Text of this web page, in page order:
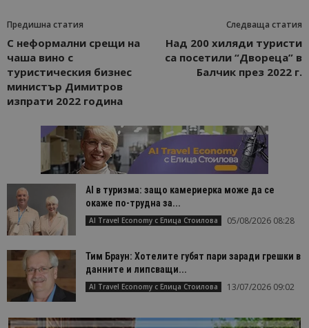
Предишна статия
С неформални срещи на
чаша вино с
туристическия бизнес
министър Димитров
изпрати 2022 година
Следваща статия
Над 200 хиляди туристи
са посетили “Двореца” в
Балчик през 2022 г.
AI в туризма: защо камериерка може да се
окаже по-трудна за...
AI Travel Economy с Елица Стоилова 05/08/2026 08:28
Тим Браун: Хотелите губят пари заради грешки в
данните и липсващи...
AI Travel Economy с Елица Стоилова 13/07/2026 09:02